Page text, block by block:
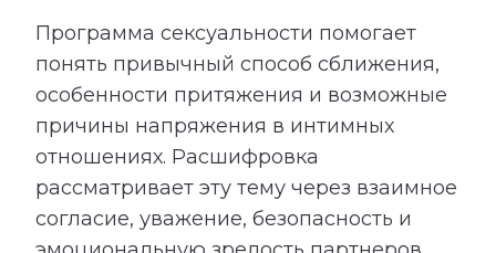
Программа сексуальности помогает
понять привычный способ сближения,
особенности притяжения и возможные
причины напряжения в интимных
отношениях. Расшифровка
рассматривает эту тему через взаимное
согласие, уважение, безопасность и